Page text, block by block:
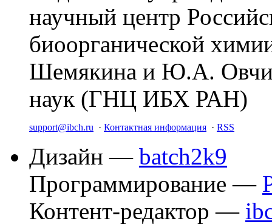
научный центр
биоорганической
Шемякина и Ю.А.
наук (ГНЦ ИБХ РАН)
support@ibch.ru · Контактная информация · RSS
Дизайн — batch2k9
Программирование —
Контент-редактор —